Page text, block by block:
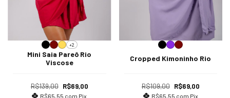
+2
Mini Saia Pareô Rio
Viscose
R$139,00 R$69,00
R$65,55 com Pix
Cropped Kimoninho Rio
R$109,00 R$69,00
R$65,55 com Pix